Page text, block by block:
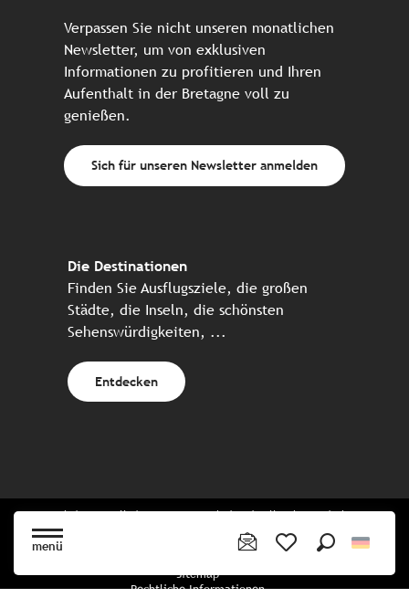
menü
Verpassen Sie nicht unseren monatlichen
Newsletter, um von exklusiven
Informationen zu profitieren und Ihren
Aufenthalt in der Bretagne voll zu
genießen.
Sich für unseren Newsletter anmelden
Die Destinationen
Finden Sie Ausflugsziele, die großen
Städte, die Inseln, die schönsten
Sehenswürdigkeiten, ...
Entdecken
Website erstellt in Zusammenarbeit mit allen bretonischen
Tourismuspartnern
Sitemap
Rechtliche Informationen